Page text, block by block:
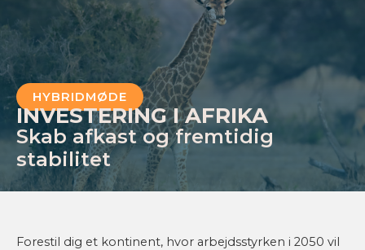
HYBRIDMØDE
INVESTERING I AFRIKA
Skab afkast og fremtidig
stabilitet
Forestil dig et kontinent, hvor arbejdsstyrken i 2050 vil